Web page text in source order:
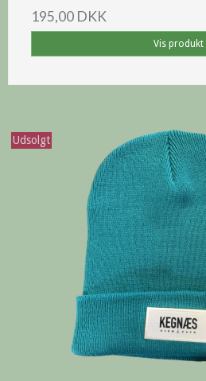
195,00 DKK
Vis produkt
Udsolgt